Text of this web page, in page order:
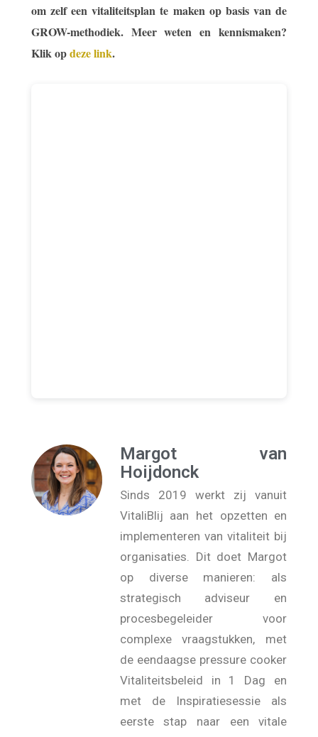
om zelf een vitaliteitsplan te maken op basis van de
GROW-methodiek. Meer weten en kennismaken?
Klik opdeze link.
Margot van
Hoijdonck
Sinds 2019 werkt zij vanuit
VitaliBlij aan het opzetten en
implementeren van vitaliteit bij
organisaties. Dit doet Margot
op diverse manieren: als
strategisch adviseur en
procesbegeleider voor
complexe vraagstukken, met
de eendaagse pressure cooker
Vitaliteitsbeleid in 1 Dag en
met de Inspiratiesessie als
eerste stap naar een vitale